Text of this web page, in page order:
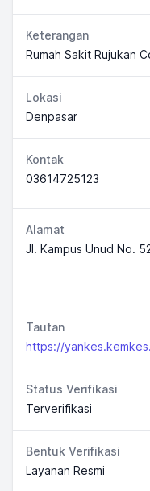
Keterangan
Rumah Sakit Rujukan
Lokasi
Denpasar
Kontak
03614725123
Alamat
Jl. Kampus Unud No.
Tautan
Status Verifikasi
Terverifikasi
Bentuk Verifikasi
Layanan Resmi